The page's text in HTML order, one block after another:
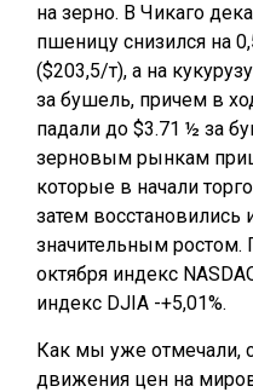
на зерно. В Чикаго
пшеницу снизился на
($203,5/т), а на
за бушель, причем в
падали до $3.71 ½ за
зерновым рынкам
которые в начали
затем восстановились
значительным ростом.
октября индекс
индекс DJIA -+5,01%.
Как мы уже отмечали,
движения цен на